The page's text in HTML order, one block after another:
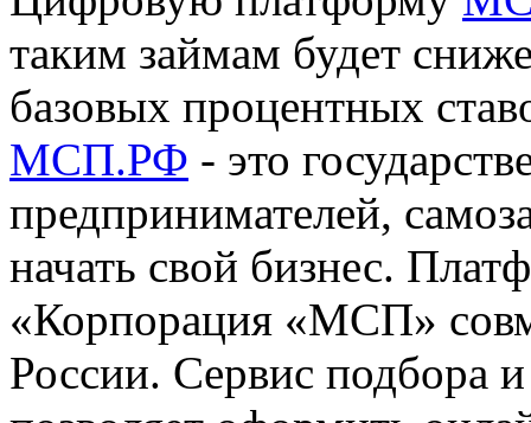
таким займам будет
базовых процентных
МСП.РФ - это
предпринимателей,
начать свой бизнес.
«Корпорация «МСП»
России. Сервис подбора